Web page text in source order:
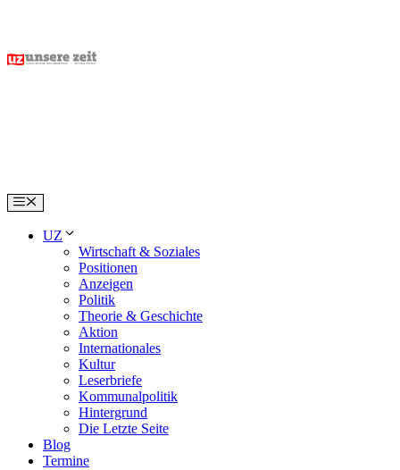
content
Menu
UZ
Wirtschaft & Soziales
Positionen
Anzeigen
Politik
Theorie & Geschichte
Aktion
Internationales
Kultur
Leserbriefe
Kommunalpolitik
Hintergrund
Die Letzte Seite
Blog
Termine